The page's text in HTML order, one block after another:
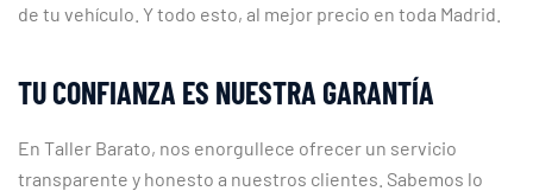
de tu vehículo. Y todo esto, al mejor precio en toda Madrid.
TU CONFIANZA ES NUESTRA GARANTÍA
En Taller Barato, nos enorgullece ofrecer un servicio
transparente y honesto a nuestros clientes. Sabemos lo